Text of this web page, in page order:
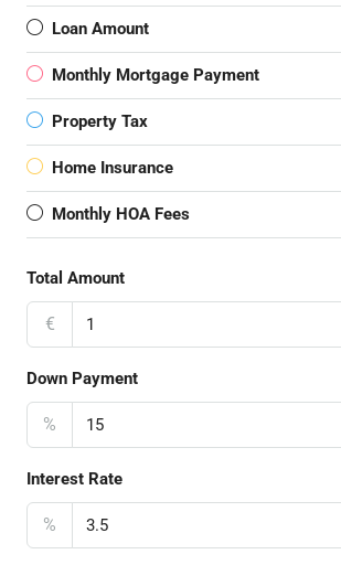
Loan Amount
Monthly Mortgage Payment
Property Tax
Home Insurance
Monthly HOA Fees
Total Amount
€
Down Payment
%
Interest Rate
%